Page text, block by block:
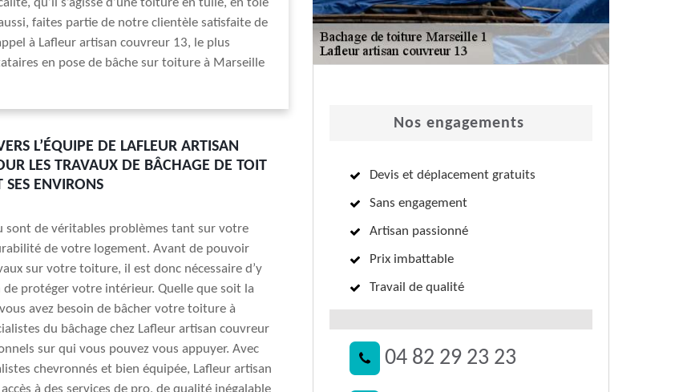
qu’il s’agisse d’une toiture en tuile, en tôle
faites partie de notre clientèle satisfaite de
à Lafleur artisan couvreur 13, le plus
en pose de bâche sur toiture à Marseille
L’ÉQUIPE DE LAFLEUR ARTISAN
LES TRAVAUX DE BÂCHAGE DE TOIT
SES ENVIRONS
sont de véritables problèmes tant sur votre
de votre logement. Avant de pouvoir
sur votre toiture, il est donc nécessaire d’y
de protéger votre intérieur. Quelle que soit la
avez besoin de bâcher votre toiture à
du bâchage chez Lafleur artisan couvreur
sur qui vous pouvez vous appuyer. Avec
chevronnés et bien équipée, Lafleur artisan
à des services de pro, de qualité inégalable
Nos engagements
Devis et déplacement gratuits
Sans engagement
Artisan passionné
Prix imbattable
Travail de qualité
04 82 29 23 23